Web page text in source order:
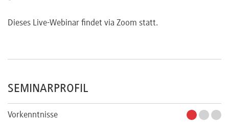
Dieses Live-Webinar findet via Zoom statt.
SEMINARPROFIL
Vorkenntnisse